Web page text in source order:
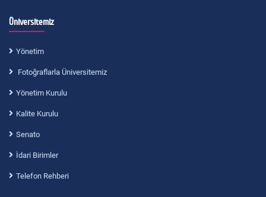
Üniversitemiz
Yönetim
Fotoğraflarla Üniversitemiz
Yönetim Kurulu
Kalite Kurulu
Senato
İdari Birimler
Telefon Rehberi